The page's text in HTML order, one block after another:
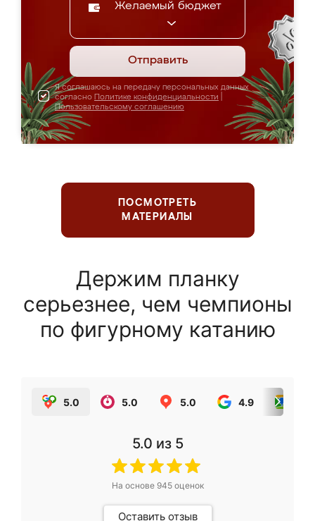
Желаемый бюджет
Отправить
Я соглашаюсь на передачу персональных данных
согласно Политике конфиденциальности
Пользовательскому соглашению
ПОСМОТРЕТЬ
МАТЕРИАЛЫ
Держим планку
серьезнее, чем чемпионы
по фигурному катанию
5.0 5.0 5.0 4.9
5.0 из 5
На основе 945оценок
Оставить отзыв